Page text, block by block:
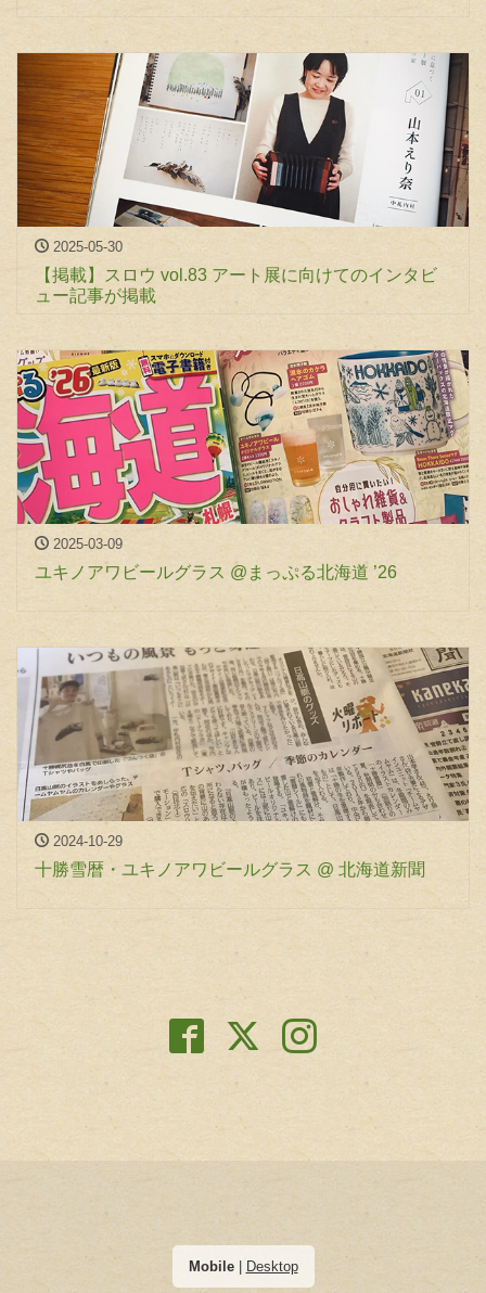
2025-05-30
【掲載】スロウ vol.83 アート展に向けてのインタビ
ュー記事が掲載
2025-03-09
ユキノアワビールグラス @まっぷる北海道 ’26
2024-10-29
十勝雪暦・ユキノアワビールグラス @ 北海道新聞
Mobile| Desktop